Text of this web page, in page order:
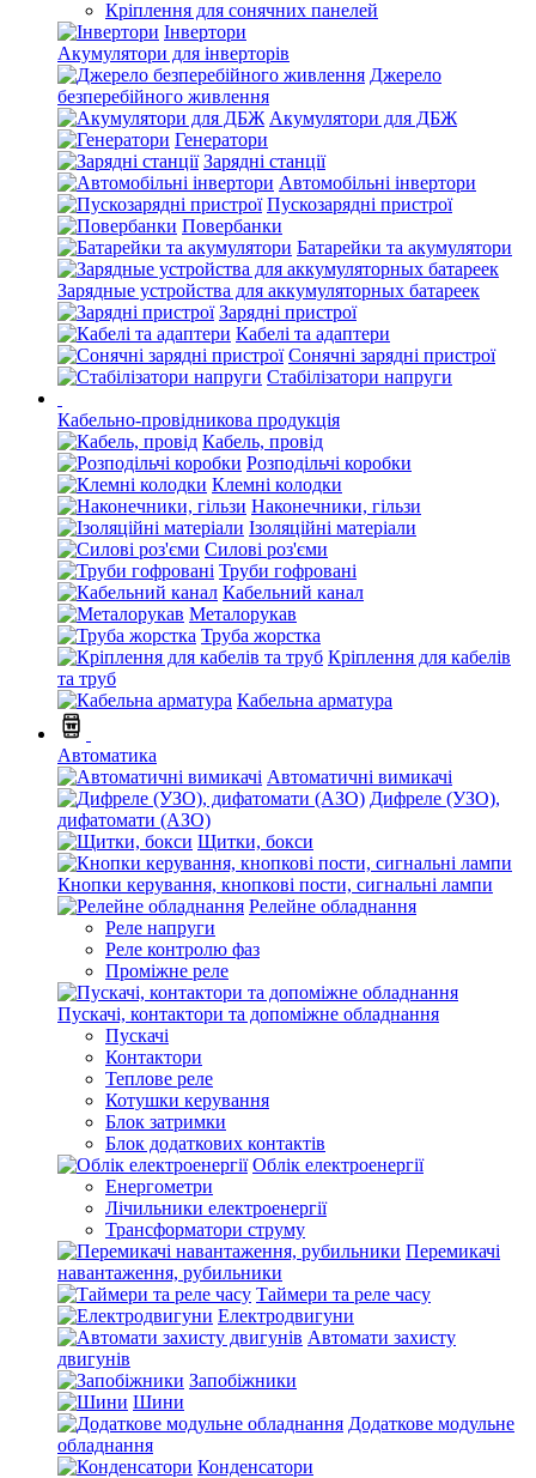
Кріплення для сонячних панелей
Інвертори
Акумулятори для інверторів
Джерело
безперебійного живлення
Акумулятори для ДБЖ
Генератори
Зарядні станції
Автомобільні інвертори
Пускозарядні пристрої
Повербанки
Батарейки та акумулятори
Зарядные устройства для аккумуляторных батареек
Зарядні пристрої
Кабелі та адаптери
Сонячні зарядні пристрої
Стабілізатори напруги
Кабельно-провідникова продукція
Кабель, провід
Розподільчі коробки
Клемні колодки
Наконечники, гільзи
Ізоляційні матеріали
Силові роз'єми
Труби гофровані
Кабельний канал
Металорукав
Труба жорстка
Кріплення для кабелів
та труб
Кабельна арматура
Автоматика
Автоматичні вимикачі
Дифреле (УЗО),
дифатомати (АЗО)
Щитки, бокси
Кнопки керування, кнопкові пости, сигнальні лампи
Релейне обладнання
Реле напруги
Реле контролю фаз
Проміжне реле
Пускачі, контактори та допоміжне обладнання
Пускачі
Контактори
Теплове реле
Котушки керування
Блок затримки
Блок додаткових контактів
Облік електроенергії
Енергометри
Лічильники електроенергії
Трансформатори струму
Перемикачі
навантаження, рубильники
Таймери та реле часу
Електродвигуни
Автомати захисту
двигунів
Запобіжники
Шини
Додаткове модульне
обладнання
Конденсатори